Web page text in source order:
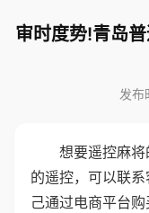
审时度势!青岛
发布
想要遥控麻
的遥控，可以联
己通过电商平台